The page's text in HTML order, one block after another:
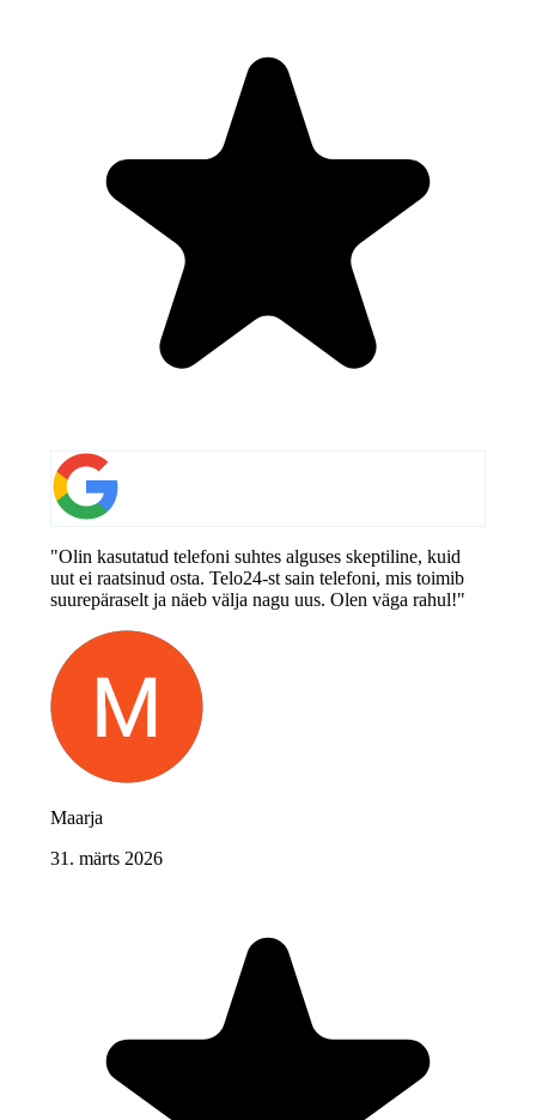
"Olin kasutatud telefoni suhtes alguses skeptiline, kuid
uut ei raatsinud osta. Telo24-st sain telefoni, mis toimib
suurepäraselt ja näeb välja nagu uus. Olen väga rahul!"
Maarja
31. märts 2026